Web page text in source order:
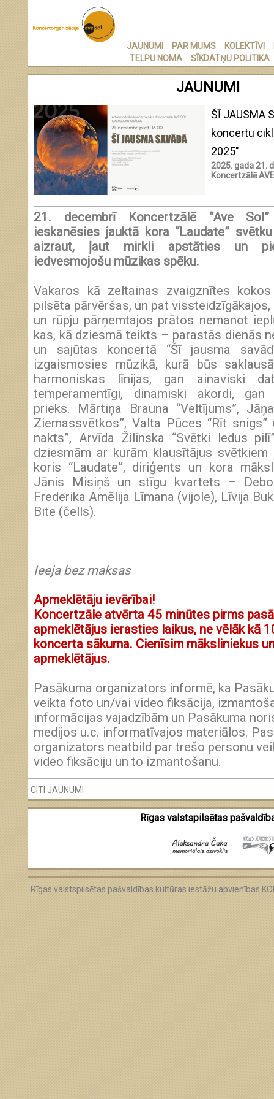
JAUNUMI PAR MUMS KOLEKTĪVI
TELPU NOMA
SĪKDATŅU POLITIKA
JAUNUMI
ŠĪ JAUSMA
koncertu
2025"
2025. gada 21.
Koncertzālē
21. decembrī Koncertzālē “Ave
ieskanēsies jauktā kora “Laudate”
aizraut, ļaut mirkli apstāties un
iedvesmojošu mūzikas spēku.
Vakaros kā zeltainas zvaigznītes
pilsēta pārvēršas, un pat
un rūpju pārņemtajos prātos nemanot
kas, kā dziesmā teikts – parastās dienās
un sajūtas koncertā “Šī jausma
izgaismosies mūzikā, kurā būs
harmoniskas līnijas, gan ainaviski
temperamentīgi, dinamiski akordi,
prieks. Mārtiņa Brauna “Veltījums”,
Ziemassvētkos”, Valta Pūces “Rīt
nakts”, Arvīda Žilinska “Svētki ledus
dziesmām ar kurām klausītājus svētkiem
koris “Laudate”, diriģents un kora
Jānis Misiņš un stīgu kvartets –
Frederika Amēlija Līmana (vijole), Līvija
Bite (čells).
Ieeja bez maksas
Apmeklētāju ievērībai!
Koncertzāle atvērta 45 minūtes pirms
apmeklētājus ierasties laikus, ne vēlāk kā
koncerta sākuma. Cienīsim māksliniekus
apmeklētājus.
Pasākuma organizators informē, ka
veikta foto un/vai video fiksācija,
informācijas vajadzībām un Pasākuma
medijos u.c. informatīvajos materiālos.
organizators neatbild par trešo personu
video fiksāciju un to izmantošanu.
CITI JAUNUMI
Rīgas valstspilsētas
Rīgas valstspilsētas pašvaldības kultūras iestāžu apvienības